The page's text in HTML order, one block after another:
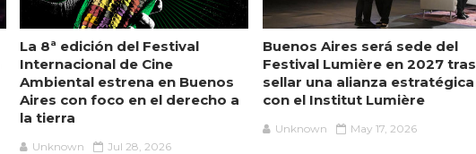
La 8ª edición del Festival
Internacional de Cine
Ambiental estrena en Buenos
Aires con foco en el derecho a
la tierra
Unknown Jul 28, 2026
Buenos Aires será sede del
Festival Lumière en 2027 tras
sellar una alianza estratégica
con el Institut Lumière
Unknown May 17, 2026